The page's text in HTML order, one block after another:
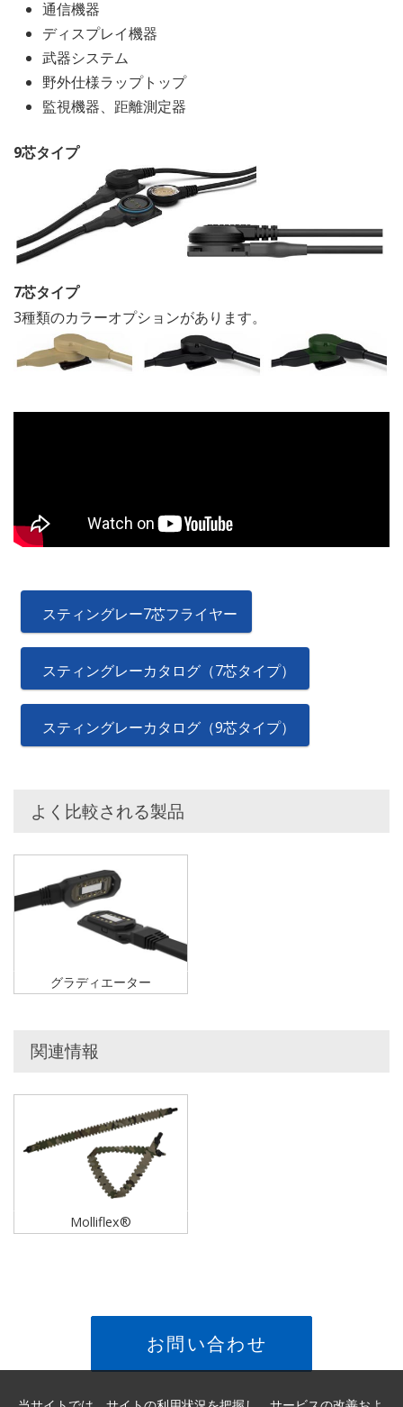
通信機器
ディスプレイ機器
武器システム
野外仕様ラップトップ
監視機器、距離測定器
9芯タイプ
7芯タイプ
3種類のカラーオプションがあります。
スティングレー7芯フライヤー
スティングレーカタログ（7芯タイプ）
スティングレーカタログ（9芯タイプ）
よく比較される製品
グラディエーター
関連情報
Molliflex®
お問い合わせ